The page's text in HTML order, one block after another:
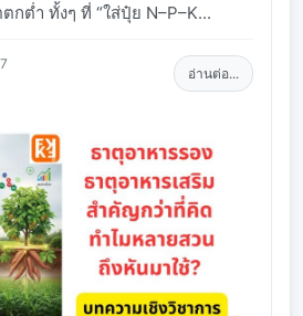
ต่ำ ทั้งๆ ที่ “ใส่ปุ๋ย N–P–K...
อ่านต่อ...